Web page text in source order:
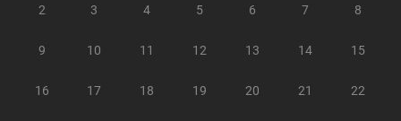
2 3 4 5 6 7 8
9 10 11 12 13 14 15
16 17 18 19 20 21 22